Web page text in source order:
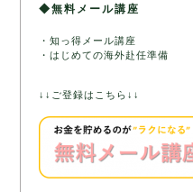
◆無料メール講座
・知っ得メール講座
・はじめての海外赴任準備
↓↓ご登録はこちら↓↓